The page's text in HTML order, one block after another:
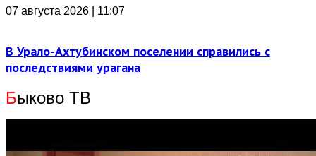
07 августа 2026 | 11:07
В Урало-Ахтубинском поселении справились с
последствиями урагана
Быково ТВ